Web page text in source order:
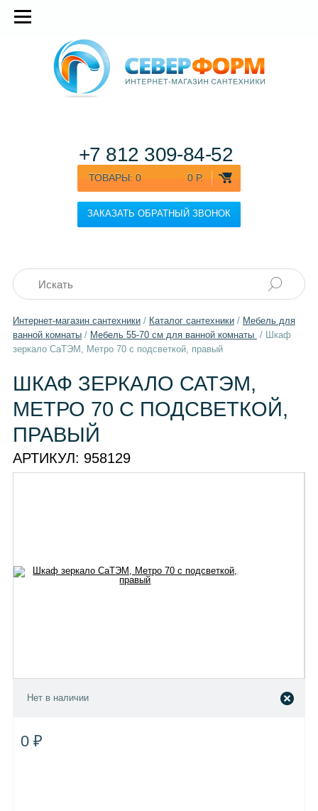
ТОВАРЫ: 0 0 Р.
ЗАКАЗАТЬ ОБРАТНЫЙ ЗВОНОК
+7 812 309-84-52
Интернет-магазин сантехники/ Каталог сантехники/ Мебель для
ванной комнаты/ Мебель 55-70 см для ванной комнаты / Шкаф
зеркало СаТЭМ, Метро 70 с подсветкой, правый
ШКАФ ЗЕРКАЛО САТЭМ,
МЕТРО 70 С ПОДСВЕТКОЙ,
ПРАВЫЙ
АРТИКУЛ: 958129
Нет в наличии
0 ₽